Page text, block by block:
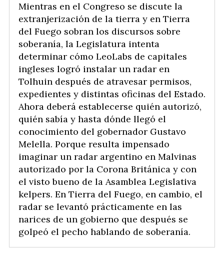
Mientras en el Congreso se discute la
extranjerización de la tierra y en Tierra
del Fuego sobran los discursos sobre
soberanía, la Legislatura intenta
determinar cómo LeoLabs de capitales
ingleses logró instalar un radar en
Tolhuin después de atravesar permisos,
expedientes y distintas oficinas del Estado.
Ahora deberá establecerse quién autorizó,
quién sabía y hasta dónde llegó el
conocimiento del gobernador Gustavo
Melella. Porque resulta impensado
imaginar un radar argentino en Malvinas
autorizado por la Corona Británica y con
el visto bueno de la Asamblea Legislativa
kelpers. En Tierra del Fuego, en cambio, el
radar se levantó prácticamente en las
narices de un gobierno que después se
golpeó el pecho hablando de soberanía.